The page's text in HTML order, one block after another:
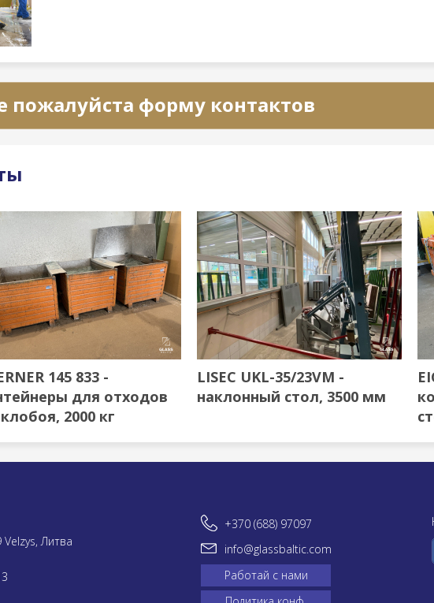
пожалуйста форму контактов
145 833 -
для отходов
2000 кг
LISEC UKL-35/23VM -
наклонный стол, 3500 мм
Литва
+370 (688) 97097
info@glassbaltic.com
Работай с нами